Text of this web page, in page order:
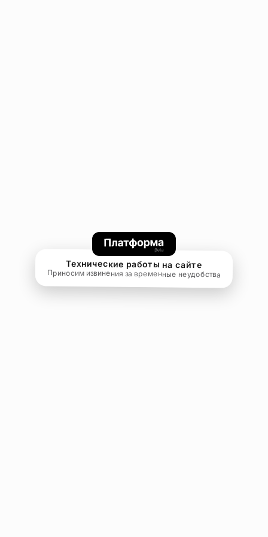
Технические работы на сайте
Приносим извинения за временные неудобства